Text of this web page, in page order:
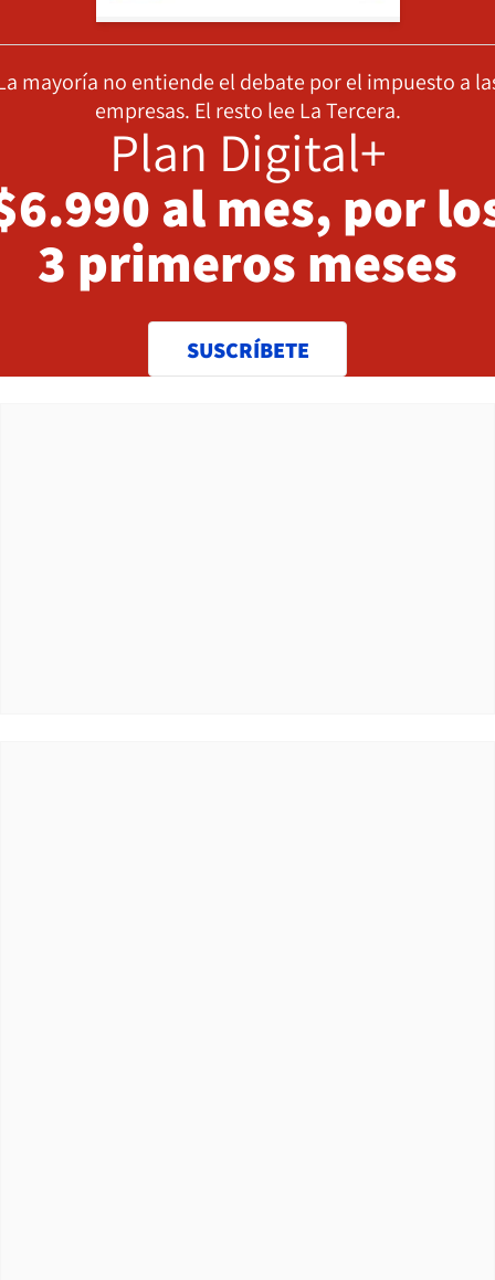
mayoría no entiende el debate por el impuesto a
empresas. El resto lee La Tercera.
Plan Digital+
al mes, por
3 primeros meses
SUSCRÍBETE